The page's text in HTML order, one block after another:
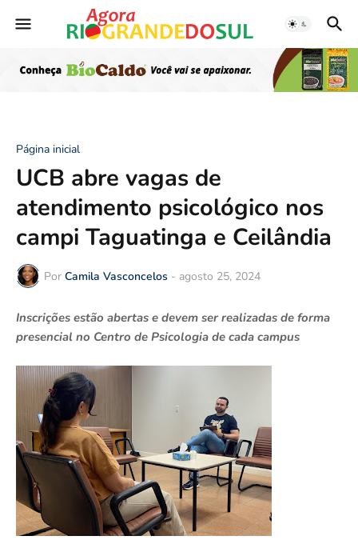
Página inicial
UCB abre vagas de
atendimento psicológico nos
campi Taguatinga e Ceilândia
Por Camila Vasconcelos - agosto 25, 2024
Inscrições estão abertas e devem ser realizadas de forma
presencial no Centro de Psicologia de cada campus